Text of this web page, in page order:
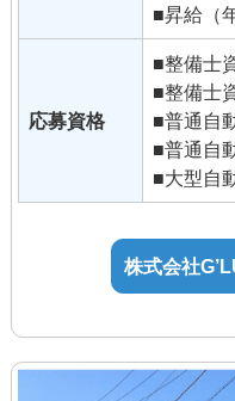
ほとんど
イベート
す。 【
営業時間
スタムも
■昇給（
■賞与（
■試用期
試用・
試用・
なる
■手当
・営業手
・技能手
応募資格
■整備士
■整備士
■普通自
■普通自
■大型自
株式会社